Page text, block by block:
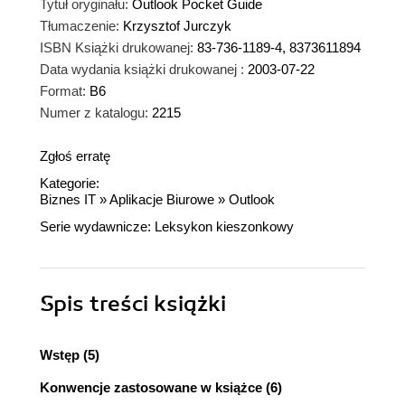
Tytuł oryginału: Outlook Pocket Guide
Tłumaczenie: Krzysztof Jurczyk
ISBN Książki drukowanej: 83-736-1189-4, 8373611894
Data wydania książki drukowanej : 2003-07-22
Format: B6
Numer z katalogu: 2215
Zgłoś erratę
Kategorie:
Biznes IT »Aplikacje Biurowe » Outlook
Serie wydawnicze: Leksykon kieszonkowy
Spis treści książki
Wstęp (5)
Konwencje zastosowane w książce (6)